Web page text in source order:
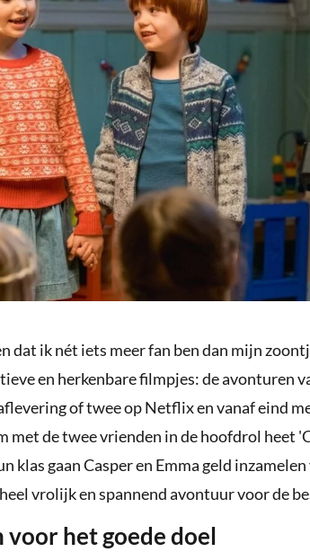
dat ik nét iets meer fan ben dan mijn
en herkenbare filmpjes: de avonturen
of twee op Netflix en vanaf eind
met de twee vrienden in de hoofdrol heet
klas gaan Casper en Emma geld
vrolijk en spannend avontuur voor de
voor het goede doel